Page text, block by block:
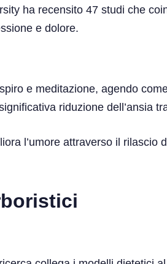
ha recensito 47 studi che
e dolore.
e meditazione, agendo
riduzione dell’ansia
l’umore attraverso il rilascio